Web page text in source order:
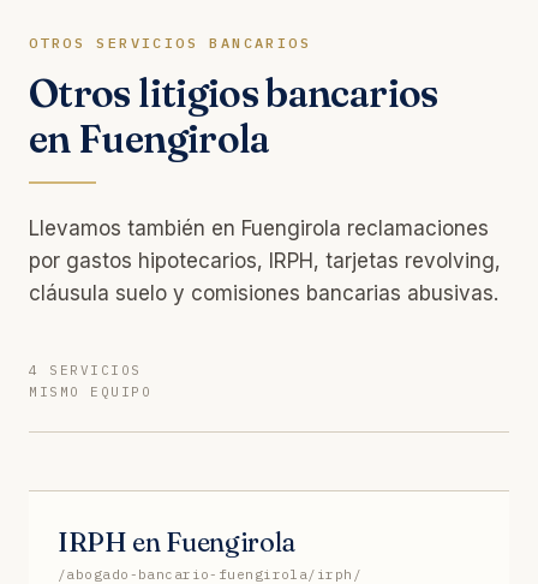
OTROS SERVICIOS BANCARIOS
Otros litigios bancarios
en Fuengirola
Llevamos también en Fuengirola reclamaciones
por gastos hipotecarios, IRPH, tarjetas revolving,
cláusula suelo y comisiones bancarias abusivas.
4 SERVICIOS
MISMO EQUIPO
IRPH en Fuengirola
/abogado-bancario-fuengirola/irph/